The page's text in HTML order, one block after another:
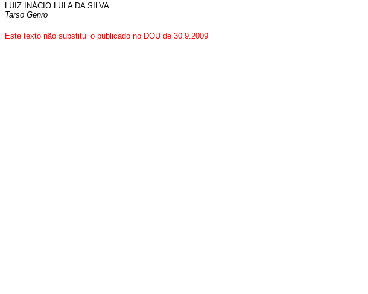
LUIZ INÁCIO LULA DA SILVA
Tarso Genro
Este texto não substitui o publicado no DOU de 30.9.2009